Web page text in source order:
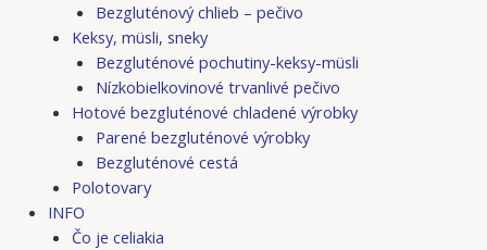
Bezgluténový chlieb – pečivo
Keksy, müsli, sneky
Bezgluténové pochutiny-keksy-müsli
Nízkobielkovinové trvanlivé pečivo
Hotové bezgluténové chladené výrobky
Parené bezgluténové výrobky
Bezgluténové cestá
Polotovary
INFO
Čo je celiakia